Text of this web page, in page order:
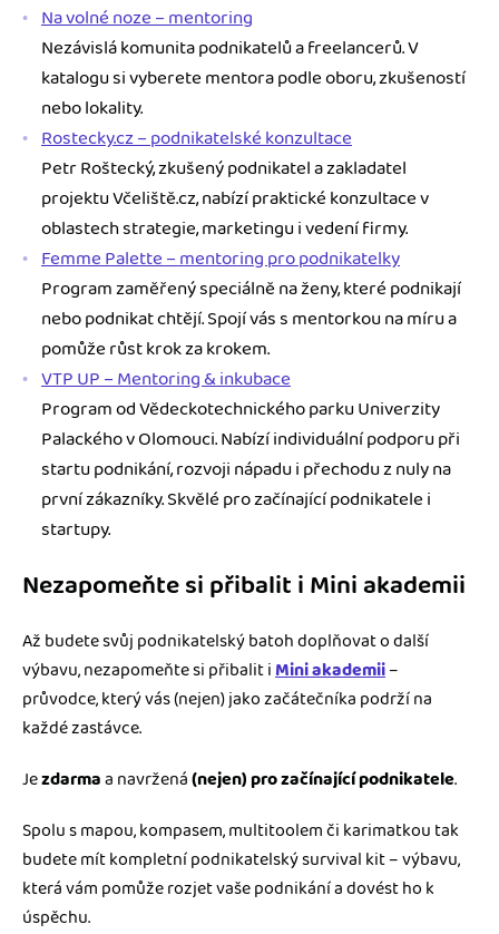
Na volné noze – mentoring
Nezávislá komunita podnikatelů a freelancerů. V
katalogu si vyberete mentora podle oboru, zkušeností
nebo lokality.
Rostecky.cz – podnikatelské konzultace
Petr Roštecký, zkušený podnikatel a zakladatel
projektu Včeliště.cz, nabízí praktické konzultace v
oblastech strategie, marketingu i vedení firmy.
Femme Palette – mentoring pro podnikatelky
Program zaměřený speciálně na ženy, které podnikají
nebo podnikat chtějí. Spojí vás s mentorkou na míru a
pomůže růst krok za krokem.
VTP UP – Mentoring & inkubace
Program od Vědeckotechnického parku Univerzity
Palackého v Olomouci. Nabízí individuální podporu při
startu podnikání, rozvoji nápadu i přechodu z nuly na
první zákazníky. Skvělé pro začínající podnikatele i
startupy.
Nezapomeňte si přibalit i Mini akademii
Až budete svůj podnikatelský batoh doplňovat o další
výbavu, nezapomeňte si přibalit iMini akademii–
průvodce, který vás (nejen) jako začátečníka podrží na
každé zastávce.
Jezdarmaa navržená(nejen)pro začínající podnikatele.
Spolu s mapou, kompasem, multitoolem či karimatkou tak
budete mít kompletní podnikatelský survival kit – výbavu,
která vám pomůže rozjet vaše podnikání a dovést ho k
úspěchu.